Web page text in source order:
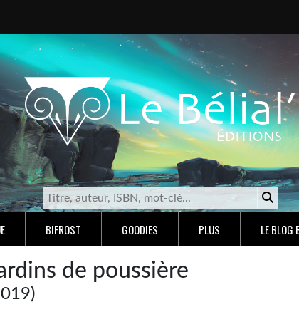
BIFROST GOODIES PLUS LE BLOG
de poussière